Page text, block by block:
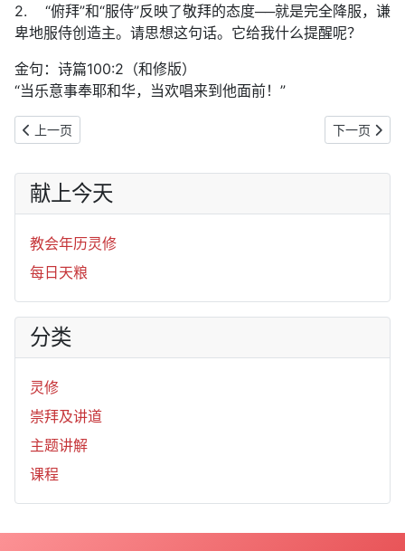
2. “俯拜”和“服侍”反映了敬拜的态度──就是完全降服，谦
卑地服侍创造主。请思想这句话。它给我什么提醒呢？
金句：诗篇100:2（和修版）
“当乐意事奉耶和华，当欢唱来到他面前！”
上一篇文章: 常年期｜2025年11月25日：喜乐与平安
上一页 下一篇文章:
下一页
献上今天
教会年历灵修
每日天粮
分类
灵修
崇拜及讲道
主题讲解
课程